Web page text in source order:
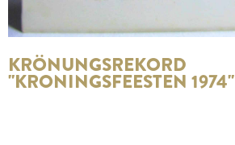
KRÖNUNGSREKORD
"KRONINGSFEESTEN 1974"